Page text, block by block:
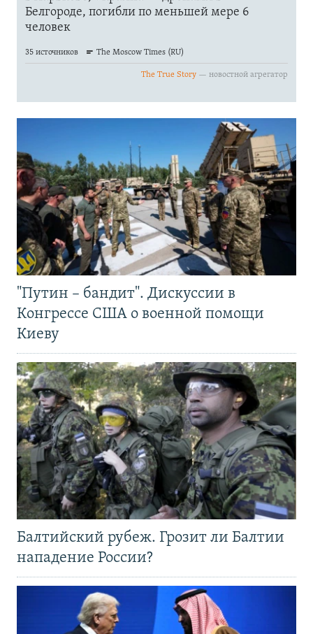
"Путин – бандит". Дискуссии в
Конгрессе США о военной помощи
Киеву
Балтийский рубеж. Грозит ли Балтии
нападение России?